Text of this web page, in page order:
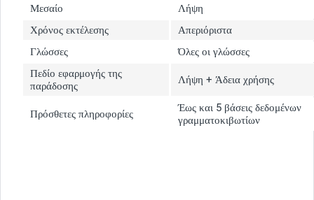
Μεσαίο
Λήψη
Χρόνος εκτέλεσης
Απεριόριστα
Γλώσσες
Όλες οι γλώσσες
Πεδίο εφαρμογής της
παράδοσης
Λήψη + Άδεια χρήσης
Πρόσθετες πληροφορίες
Έως και 5 βάσεις δεδομένων
γραμματοκιβωτίων